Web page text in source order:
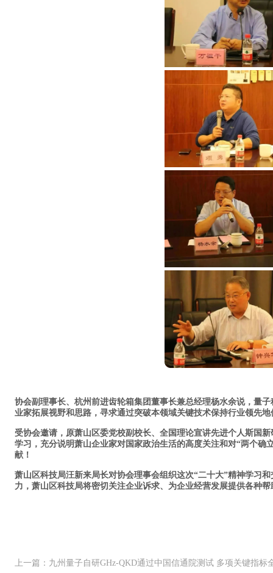
协会副理事长、杭州前进齿轮箱集团董事长兼总经理杨水余说，量
业家拓展视野和思路，寻求通过突破本领域关键技术保持行业领先
受协会邀请，原萧山区委党校副校长、全国理论宣讲先进个人斯国
学习，充分说明萧山企业家对国家政治生活的高度关注和对“两个确
献！
萧山区科技局汪新来局长对协会理事会组织这次“二十大”精神学习
力，萧山区科技局将密切关注企业诉求、为企业经营发展提供各种帮
上一篇：九州量子自研GHz-QKD通过中国信通院测试 多项关键指标